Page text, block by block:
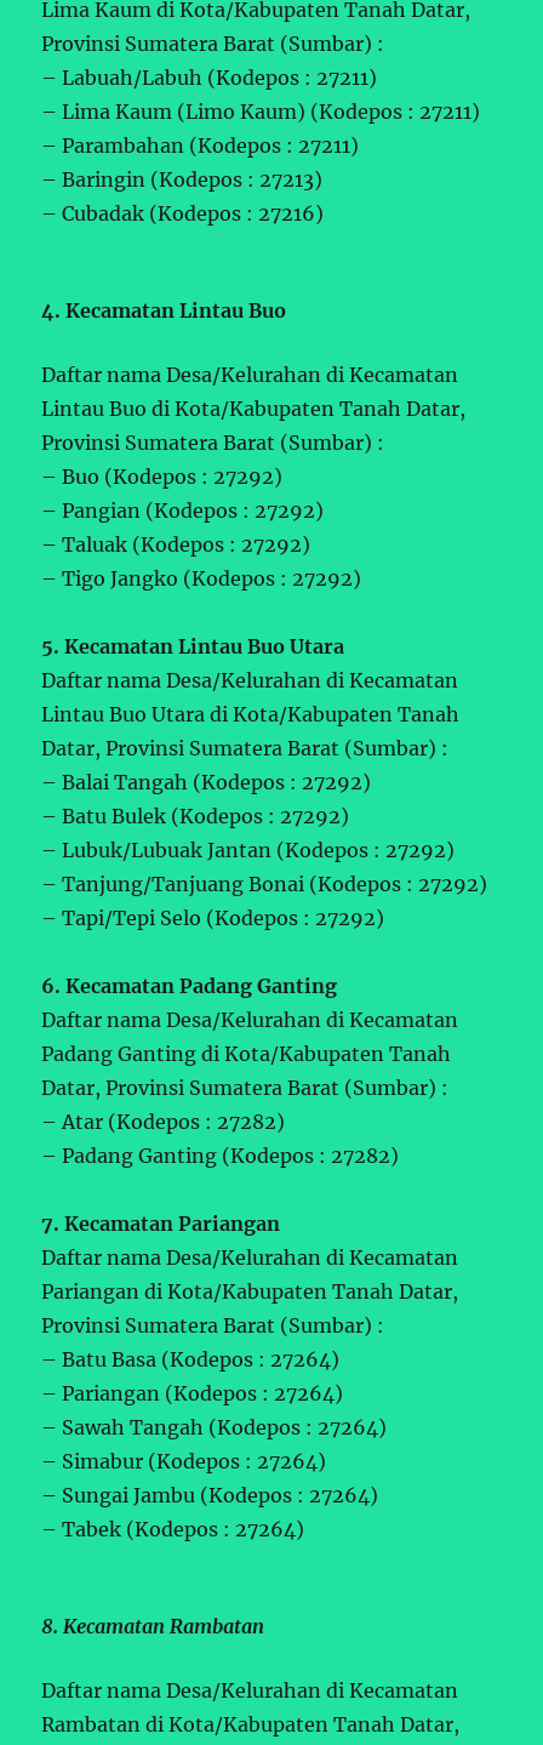
Lima Kaum di Kota/Kabupaten Tanah Datar,
Provinsi Sumatera Barat (Sumbar) :
– Labuah/Labuh (Kodepos : 27211)
– Lima Kaum (Limo Kaum) (Kodepos : 27211)
– Parambahan (Kodepos : 27211)
– Baringin (Kodepos : 27213)
– Cubadak (Kodepos : 27216)
4. Kecamatan Lintau Buo
Daftar nama Desa/Kelurahan di Kecamatan
Lintau Buo di Kota/Kabupaten Tanah Datar,
Provinsi Sumatera Barat (Sumbar) :
– Buo (Kodepos : 27292)
– Pangian (Kodepos : 27292)
– Taluak (Kodepos : 27292)
– Tigo Jangko (Kodepos : 27292)
5. Kecamatan Lintau Buo Utara
Daftar nama Desa/Kelurahan di Kecamatan
Lintau Buo Utara di Kota/Kabupaten Tanah
Datar, Provinsi Sumatera Barat (Sumbar) :
– Balai Tangah (Kodepos : 27292)
– Batu Bulek (Kodepos : 27292)
– Lubuk/Lubuak Jantan (Kodepos : 27292)
– Tanjung/Tanjuang Bonai (Kodepos : 27292)
– Tapi/Tepi Selo (Kodepos : 27292)
6. Kecamatan Padang Ganting
Daftar nama Desa/Kelurahan di Kecamatan
Padang Ganting di Kota/Kabupaten Tanah
Datar, Provinsi Sumatera Barat (Sumbar) :
– Atar (Kodepos : 27282)
– Padang Ganting (Kodepos : 27282)
7. Kecamatan Pariangan
Daftar nama Desa/Kelurahan di Kecamatan
Pariangan di Kota/Kabupaten Tanah Datar,
Provinsi Sumatera Barat (Sumbar) :
– Batu Basa (Kodepos : 27264)
– Pariangan (Kodepos : 27264)
– Sawah Tangah (Kodepos : 27264)
– Simabur (Kodepos : 27264)
– Sungai Jambu (Kodepos : 27264)
– Tabek (Kodepos : 27264)
8. Kecamatan Rambatan
Daftar nama Desa/Kelurahan di Kecamatan
Rambatan di Kota/Kabupaten Tanah Datar,